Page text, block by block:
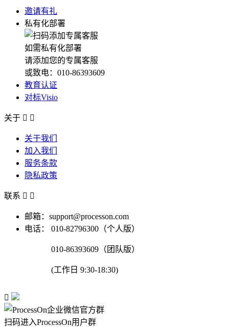
邀请有礼
私有化部署
如需私有化部署
请添加您的专属客服
或致电：010-86393609
教育认证
对标Visio
关于  
关于我们
加入我们
服务条款
隐私政策
联系  
邮箱：support@processon.com
电话：
010-82796300（个人版）
010-86393609（团队版）
(工作日 9:30-18:30)

扫码进入ProcessOn用户群